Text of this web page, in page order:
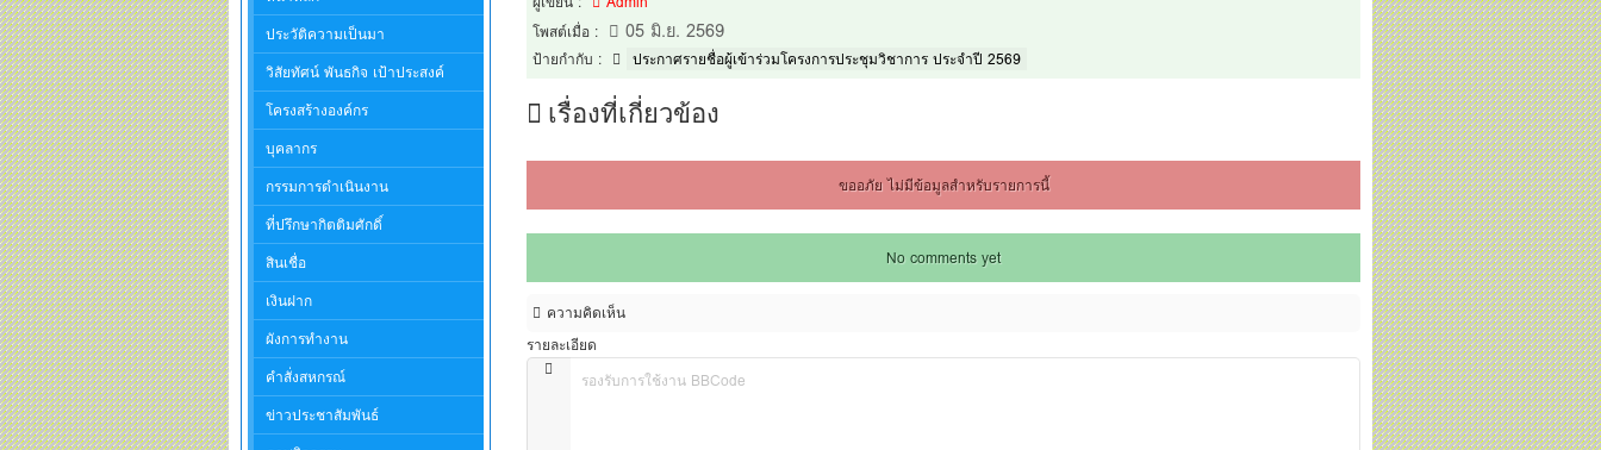
โพสต์เมื่อ :
05 มิ.ย. 2569
ป้ายกำกับ : ประกาศรายชื่อผู้เข้าร่วมโครงการประชุมวิชาการ ประจำปี 2569
เรื่องที่เกี่ยวข้อง
ขออภัย ไม่มีข้อมูลสำหรับรายการนี้
No comments yet
ความคิดเห็น
รายละเอียด
ประวัติความเป็นมา
วิสัยทัศน์ พันธกิจ เป้าประสงค์
โครงสร้างองค์กร
บุคลากร
กรรมการดำเนินงาน
ที่ปรึกษากิตติมศักดิ์
สินเชื่อ
เงินฝาก
ผังการทำงาน
คำสั่งสหกรณ์
ข่าวประชาสัมพันธ์